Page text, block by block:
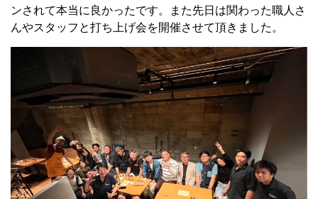
ンされて本当に良かったです。また先日は関わった職人さ
んやスタッフと打ち上げ会を開催させて頂きました。